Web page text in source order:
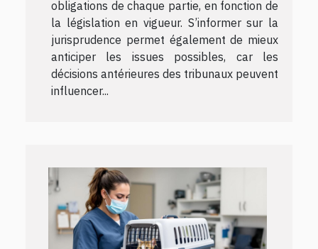
obligations de chaque partie, en fonction de
la législation en vigueur. S’informer sur la
jurisprudence permet également de mieux
anticiper les issues possibles, car les
décisions antérieures des tribunaux peuvent
influencer...